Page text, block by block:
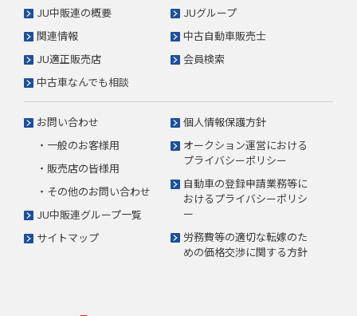
JU中販連の概要
JUグループ
関連情報
中古自動車販売士
JU適正販売店
会員検索
中古車なんでも相談
お問い合わせ
・一般のお客様用
・販売店の皆様用
・その他のお問い合わせ
JU中販連グループ一覧
サイトマップ
個人情報保護方針
オークション運営における
プライバシーポリシー
自動車の登録申請業務等に
おけるプライバシーポリシ
ー
労務費等の適切な転嫁のた
めの価格交渉に関する方針